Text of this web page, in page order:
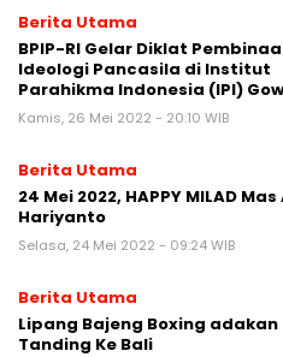
Berita Utama
BPIP-RI Gelar Diklat
Ideologi Pancasila di Institut
Parahikma Indonesia (IPI)
Kamis, 26 Mei 2022 - 20:10 WIB
Berita Utama
24 Mei 2022, HAPPY MILAD
Hariyanto
Selasa, 24 Mei 2022 - 09:24 WIB
Berita Utama
Lipang Bajeng Boxing adakan
Tanding Ke Bali